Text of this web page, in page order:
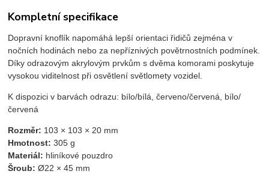
Kompletní specifikace
Dopravní knoflík napomáhá lepší orientaci řidičů zejména v
nočních hodinách nebo za nepříznivých povětrnostních podmínek.
Díky odrazovým akrylovým prvkům s dvěma komorami poskytuje
vysokou viditelnost při osvětlení světlomety vozidel.
K dispozici v barvách odrazu: bílo/bílá, červeno/červená, bílo/
červená
Rozměr: 103 × 103 × 20 mm
Hmotnost:305 g
Materiál: hliníkové pouzdro
Šroub: Ø22 × 45 mm